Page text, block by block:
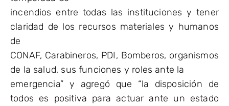
incendios entre todas las instituciones y tener
claridad de los recursos materiales y humanos
de
CONAF, Carabineros, PDI, Bomberos, organismos
de la salud, sus funciones y roles ante la
emergencia” y agregó que “la disposición de
todos es positiva para actuar ante un estado